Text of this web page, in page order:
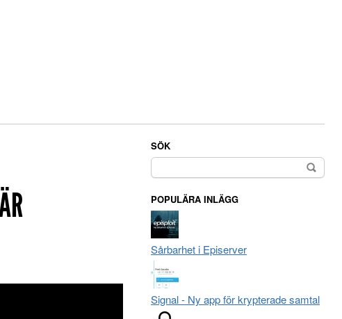
SÖK
Sök
efter:
POPULÄRA INLÄGG
Sårbarhet i Episerver
Signal - Ny app för krypterade samtal